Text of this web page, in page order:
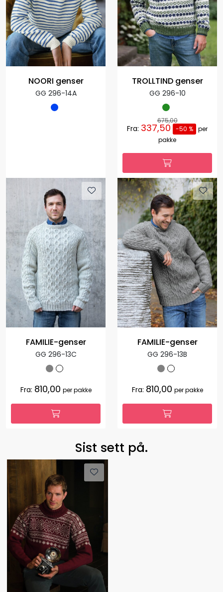
NOORI genser
GG 296-14A
TROLLTIND genser
GG 296-10
675,00
Fra: 337,50 -50 % per
pakke
FAMILIE-genser
GG 296-13C
Fra: 810,00 per pakke
FAMILIE-genser
GG 296-13B
Fra: 810,00 per pakke
Sist sett på.